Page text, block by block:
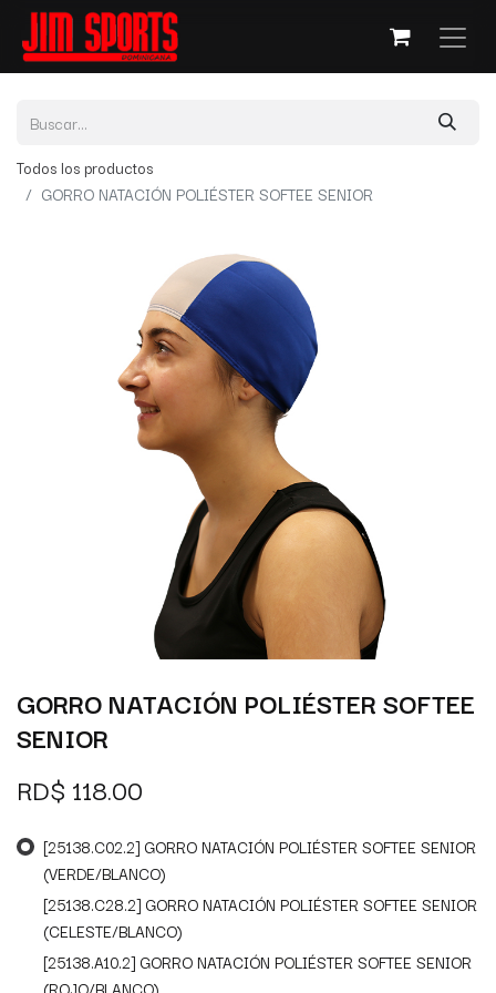
Todos los productos
GORRO NATACIÓN POLIÉSTER SOFTEE SENIOR
GORRO NATACIÓN POLIÉSTER SOFTEE
SENIOR
RD$ 118.00
[25138.C02.2] GORRO NATACIÓN POLIÉSTER SOFTEE SENIOR
(VERDE/BLANCO)
[25138.C28.2] GORRO NATACIÓN POLIÉSTER SOFTEE SENIOR
(CELESTE/BLANCO)
[25138.A10.2] GORRO NATACIÓN POLIÉSTER SOFTEE SENIOR